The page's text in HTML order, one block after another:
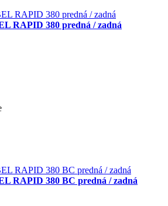
RAPID 380 predná / zadná
RAPID 380 BC predná / zadná